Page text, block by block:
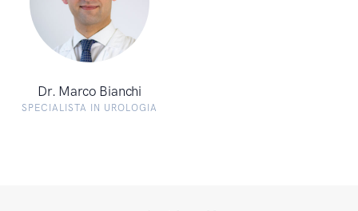
Dr. Marco Bianchi
SPECIALISTA IN UROLOGIA